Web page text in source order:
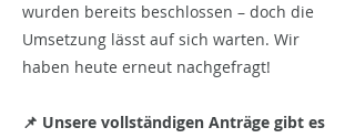
wurden bereits beschlossen – doch die
Umsetzung lässt auf sich warten. Wir
haben heute erneut nachgefragt!
📌 Unsere vollständigen Anträge gibt es